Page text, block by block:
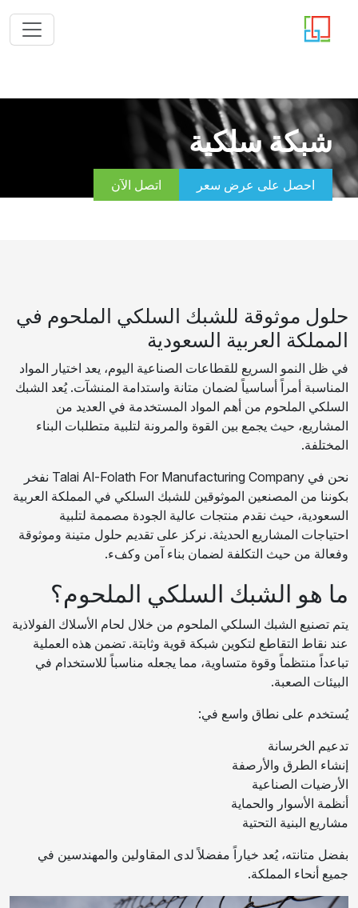
شبكة سلكية
احصل على عرض سعر اتصل الآن
حلول موثوقة للشبك السلكي الملحوم في
المملكة العربية السعودية
في ظل النمو السريع للقطاعات الصناعية اليوم، يعد اختيار المواد
المناسبة أمراً أساسياً لضمان متانة واستدامة المنشآت. يُعد الشبك
السلكي الملحوم من أهم المواد المستخدمة في العديد من
المشاريع، حيث يجمع بين القوة والمرونة لتلبية متطلبات البناء
المختلفة.
نحن في Talai Al-Folath For Manufacturing Company نفخر
بكوننا من المصنعين الموثوقين للشبك السلكي في المملكة العربية
السعودية، حيث نقدم منتجات عالية الجودة مصممة لتلبية
احتياجات المشاريع الحديثة. نركز على تقديم حلول متينة وموثوقة
وفعالة من حيث التكلفة لضمان بناء آمن وكفء.
ما هو الشبك السلكي الملحوم؟
يتم تصنيع الشبك السلكي الملحوم من خلال لحام الأسلاك الفولاذية
عند نقاط التقاطع لتكوين شبكة قوية وثابتة. تضمن هذه العملية
تباعداً منتظماً وقوة متساوية، مما يجعله مناسباً للاستخدام في
البيئات الصعبة.
يُستخدم على نطاق واسع في:
تدعيم الخرسانة
إنشاء الطرق والأرصفة
الأرضيات الصناعية
أنظمة الأسوار والحماية
مشاريع البنية التحتية
بفضل متانته، يُعد خياراً مفضلاً لدى المقاولين والمهندسين في
جميع أنحاء المملكة.